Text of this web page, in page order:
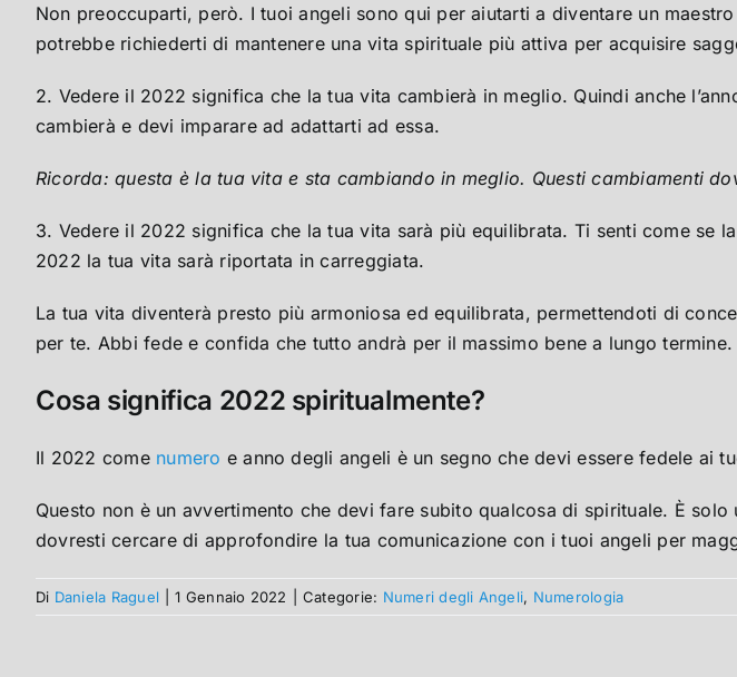
Non preoccuparti, però. I tuoi angeli sono qui per aiutarti a diventare un
potrebbe richiederti di mantenere una vita spirituale più attiva per acquisire
2. Vedere il 2022 significa che la tua vita cambierà in meglio. Quindi anche
cambierà e devi imparare ad adattarti ad essa.
Ricorda: questa è la tua vita e sta cambiando in meglio. Questi cambiamenti
3. Vedere il 2022 significa che la tua vita sarà più equilibrata. Ti senti come se
2022 la tua vita sarà riportata in carreggiata.
La tua vita diventerà presto più armoniosa ed equilibrata, permettendoti di
per te. Abbi fede e confida che tutto andrà per il massimo bene a lungo termine.
Cosa significa 2022 spiritualmente?
Il 2022 come numero e anno degli angeli è un segno che devi essere fedele ai
Questo non è un avvertimento che devi fare subito qualcosa di spirituale. È
dovresti cercare di approfondire la tua comunicazione con i tuoi angeli per
Di Daniela Raguel 1 Gennaio 2022 Categorie: Numeri degli Angeli, Numerologia